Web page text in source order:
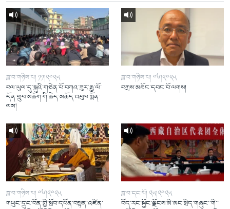
ཟླ་བ་གཉིས་པ། ༡༡།༢༠༢༥
བལ་ཡུལ་དུ་སྐུའི་གཅེན་པོ་བཀའ་ཟུར་རྒྱ་ལོ་
དོན་གྲུབ་མཆོག་གི་ཆེད་མཆོད་འབུལ་སྨོན་
ལམ།
ཟླ་བ་གཉིས་པ། ༠༦།༢༠༢༥
བཀྲས་མཐོང་དབང་བོ་ལགས།
ཟླ་བ་གཉིས་པ། ༠༦།༢༠༢༥
གཡུང་དྲུང་བོན་གྱི་སློབ་དཔོན་བསྟན་འཛིན་
ཟླ་བ་དང་པོ། ༢༥།༢༠༢༥
བོད་རང་སྐྱོང་ལྗོངས་མི་མང་སྲིད་གཞུང་་གི་་